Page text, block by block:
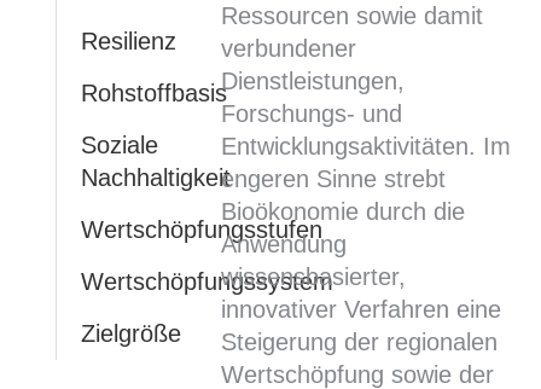
Resilienz
Rohstoffbasis
Soziale
Nachhaltigkeit
Wertschöpfungsstufen
Wertschöpfungssystem
Zielgröße
Ressourcen sowie damit
verbundener
Dienstleistungen,
Forschungs- und
Entwicklungsaktivitäten. Im
engeren Sinne strebt
Bioökonomie durch die
Anwendung
wissensbasierter,
innovativer Verfahren eine
Steigerung der regionalen
Wertschöpfung sowie der